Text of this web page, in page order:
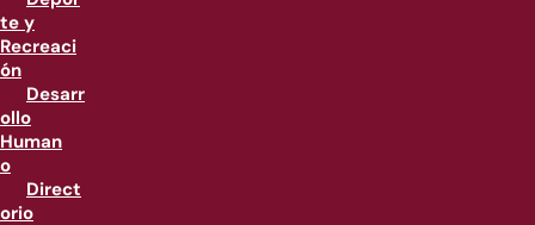
te y
Recreaci
ón
Desarr
ollo
Human
o
Direct
orio